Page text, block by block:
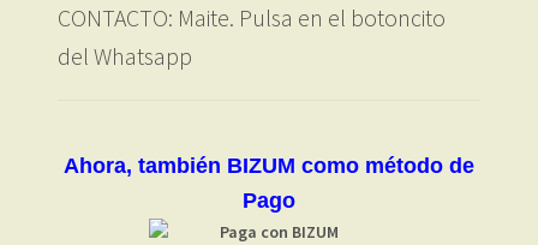
CONTACTO: Maite. Pulsa en el botoncito
del Whatsapp
Ahora, también BIZUM como método de
Pago